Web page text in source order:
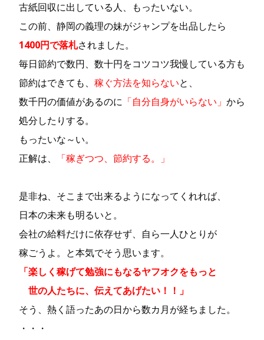
古紙回収に出している人、もったいない。
この前、静岡の義理の妹がジャンプを出品したら
1400円で落札されました。
毎日節約で数円、数十円をコツコツ我慢している方も
節約はできても、 稼ぐ方法を知らないと、
数千円の価値があるのに 「自分自身がいらない」 から
処分したりする。
もったいな～い。
正解は、
「稼ぎつつ、節約する。」
是非ね、そこまで出来るようになってくれれば、
日本の未来も明るいと。
会社の給料だけに依存せず、自ら一人ひとりが
稼ごうよ。と本気でそう思います。
「楽しく稼げて勉強にもなるヤフオクをもっと
世の人たちに、伝えてあげたい！！」
そう、熱く語ったあの日から数カ月が経ちました。
・・・